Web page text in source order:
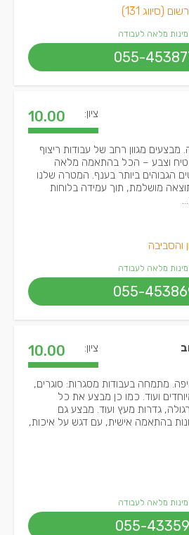
(סיווג 131)
מלאה לעבודה
055-
ציון: 10.00
מבצעים מגוון רחב של עבודות ריצוף
טיח וצבע – הכל בהתאמה מלאה
הגבוהים ביותר בענף. המטרה שלנו
מושלמת, תוך עמידה בלוחות
והסביבה
מלאה לעבודה
055-
ציון: 10.00
מתמחה בעבודות מסגרות: סוגרים,
ועוד. כמו כן מבצע את כל
גדרות מעץ ועוד. מבצע גם
בהתאמה אישית, עם דגש על איכות,
מלאה לעבודה
055-